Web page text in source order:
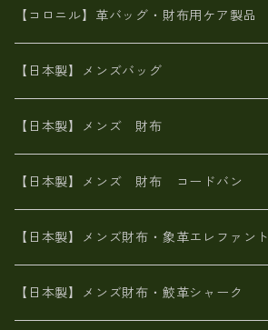
斜め掛け
メタリック
佐賀牛革
革友禅染め
ポーテッド
スペインレザー
革友禅染め
メタリック
ポーチ
ヌメ革
革友禅染め
財布ショルダー
ヌメ革
がま口財布
革友禅染め
山羊革
火山灰染め
名刺入れ・キーケース、他
財布・小物
BAG
財布・小物
【コロニル】革バッグ・財布用ケア製品
【日本製】メンズバッグ
【日本製】メンズ 財布
象革エレファント【日本製】メンズ 財布
鮫革シャーク【日本製】メンズ 財布
ブライドルレザー【日本製】メンズ 財布
【日本製】メンズ 財布 コードバン
【日本製】メンズ財布・象革エレファント
【日本製】メンズ財布・鮫革シャーク